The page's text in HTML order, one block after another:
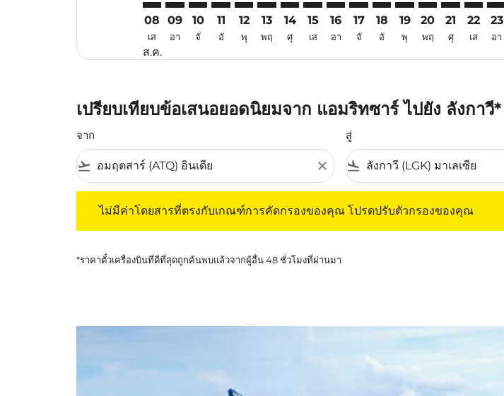
08
เส
ส.ค.
09
อา
10
จั
11
อั
12
พุ
13
พฤ
14
ศุ
15
เส
16
อา
17
จั
18
อั
19
พุ
20
พฤ
21
ศุ
22
เส
23
อา
เปรียบเทียบข้อเสนอยอดนิยมจาก แอมริทซาร์ ไปยัง ลังกาวี*
จาก
flight_takeoff close
สู่
flight_land
ไม่มีค่าโดยสารที่ตรงกับเกณฑ์การคัดกรองของคุณ โปรดปรับตัวกรองของคุณ
*ราคาตั๋วเครื่องบินที่ดีที่สุดถูกค้นพบแล้วจากผู้อื่น 48 ชั่วโมงที่ผ่านมา